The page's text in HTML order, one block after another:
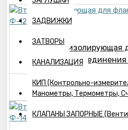
ЗАДВИЖКИ
ЗАТВОРЫ
КАНАЛИЗАЦИЯ
КИП (Контрольно-
Манометры, Термометры,
КЛАПАНЫ ЗАПОРНЫЕ
Втулка изолирующая
16р.